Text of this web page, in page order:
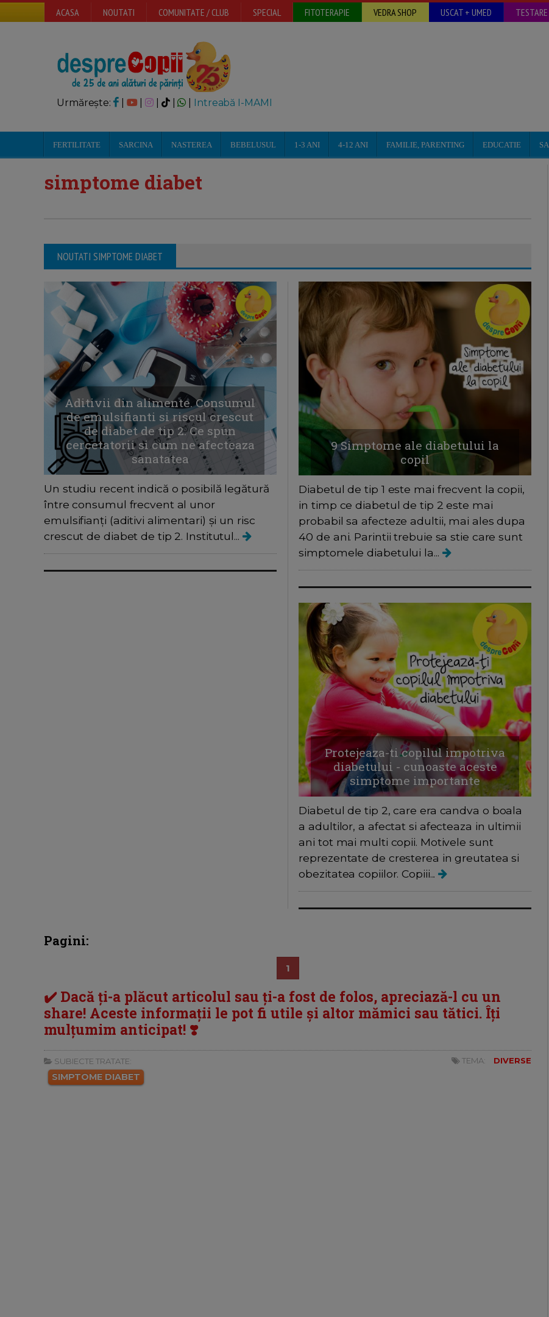
ACASA NOUTATI COMUNITATE / CLUB SPECIAL FITOTERAPIE VEDRA SHOP USCAT + UMED TESTARE
Urmărește: | | Intreabă I-MAMI
FERTILITATE SARCINA NASTEREA BEBELUSUL 1-3 ANI 4-12 ANI FAMILIE, PARENTING EDUCATIE
simptome diabet
NOUTATI SIMPTOME DIABET
Aditivii din alimente. Consumul
de emulsifianti si riscul crescut
de diabet de tip 2. Ce spun
cercetatorii si cum ne afecteaza
sanatatea
Un studiu recent indică o posibilă legătură
între consumul frecvent al unor
emulsifianți (aditivi alimentari) și un risc
crescut de diabet de tip 2. Institutul...
9 Simptome ale diabetului la
copil
Diabetul de tip 1 este mai frecvent la copii,
in timp ce diabetul de tip 2 este mai
probabil sa afecteze adultii, mai ales dupa
40 de ani. Parintii trebuie sa stie care sunt
simptomele diabetului la...
Protejeaza-ti copilul impotriva
diabetului - cunoaste aceste
simptome importante
Diabetul de tip 2, care era candva o boala
a adultilor, a afectat si afecteaza in ultimii
ani tot mai multi copii. Motivele sunt
reprezentate de cresterea in greutatea si
obezitatea copiilor. Copiii...
Pagini:
1
✔️ Dacă ți-a plăcut articolul sau ți-a fost de folos, apreciază-l cu un
share! Aceste informații le pot fi utile și altor mămici sau tătici. Îți
mulțumim anticipat! ❣️
SUBIECTE TRATATE:
SIMPTOME DIABET
TEMA: DIVERSE